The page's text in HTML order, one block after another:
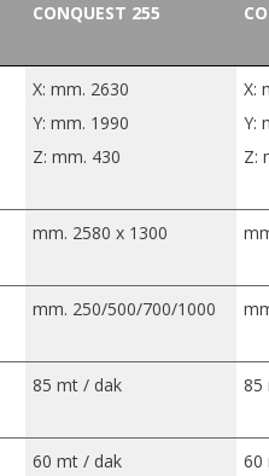
CONQUEST 255
X: mm. 2630
Y: mm. 1990
Z: mm. 430
X:
Y:
Z:
mm. 2580 x 1300
mm. 250/500/700/1000
85 mt / dak 85
60 mt / dak 60